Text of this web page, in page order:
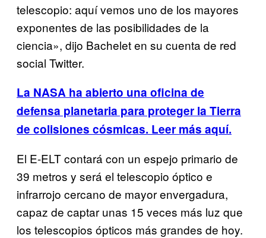
telescopio: aquí vemos uno de los mayores
exponentes de las posibilidades de la
ciencia», dijo Bachelet en su cuenta de red
social Twitter.
La NASA ha abierto una oficina de
defensa planetaria para proteger la Tierra
de colisiones cósmicas. Leer más aquí.
El E-ELT contará con un espejo primario de
39 metros y será el telescopio óptico e
infrarrojo cercano de mayor envergadura,
capaz de captar unas 15 veces más luz que
los telescopios ópticos más grandes de hoy.